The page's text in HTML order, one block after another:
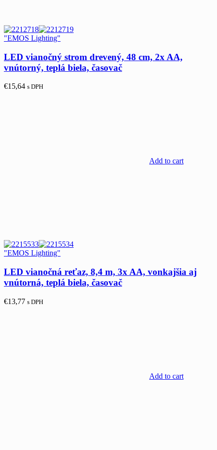
"EMOS Lighting"
LED vianočný strom drevený, 48 cm, 2x AA,
vnútorný, teplá biela, časovač
€15,64 s DPH
Add to cart
"EMOS Lighting"
LED vianočná reťaz, 8,4 m, 3x AA, vonkajšia aj
vnútorná, teplá biela, časovač
€13,77 s DPH
Add to cart